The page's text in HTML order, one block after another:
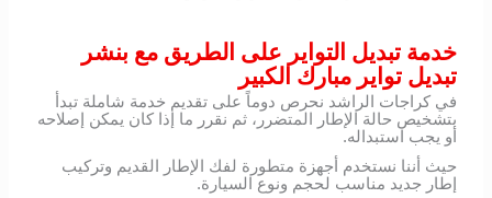
خدمة تبديل التواير على الطريق مع بنشر
تبديل تواير مبارك الكبير
في كراجات الراشد نحرص دوماً على تقديم خدمة شاملة تبدأ
بتشخيص حالة الإطار المتضرر، ثم نقرر ما إذا كان يمكن إصلاحه
أو يجب استبداله.
حيث أننا نستخدم أجهزة متطورة لفك الإطار القديم وتركيب
إطار جديد مناسب لحجم ونوع السيارة.